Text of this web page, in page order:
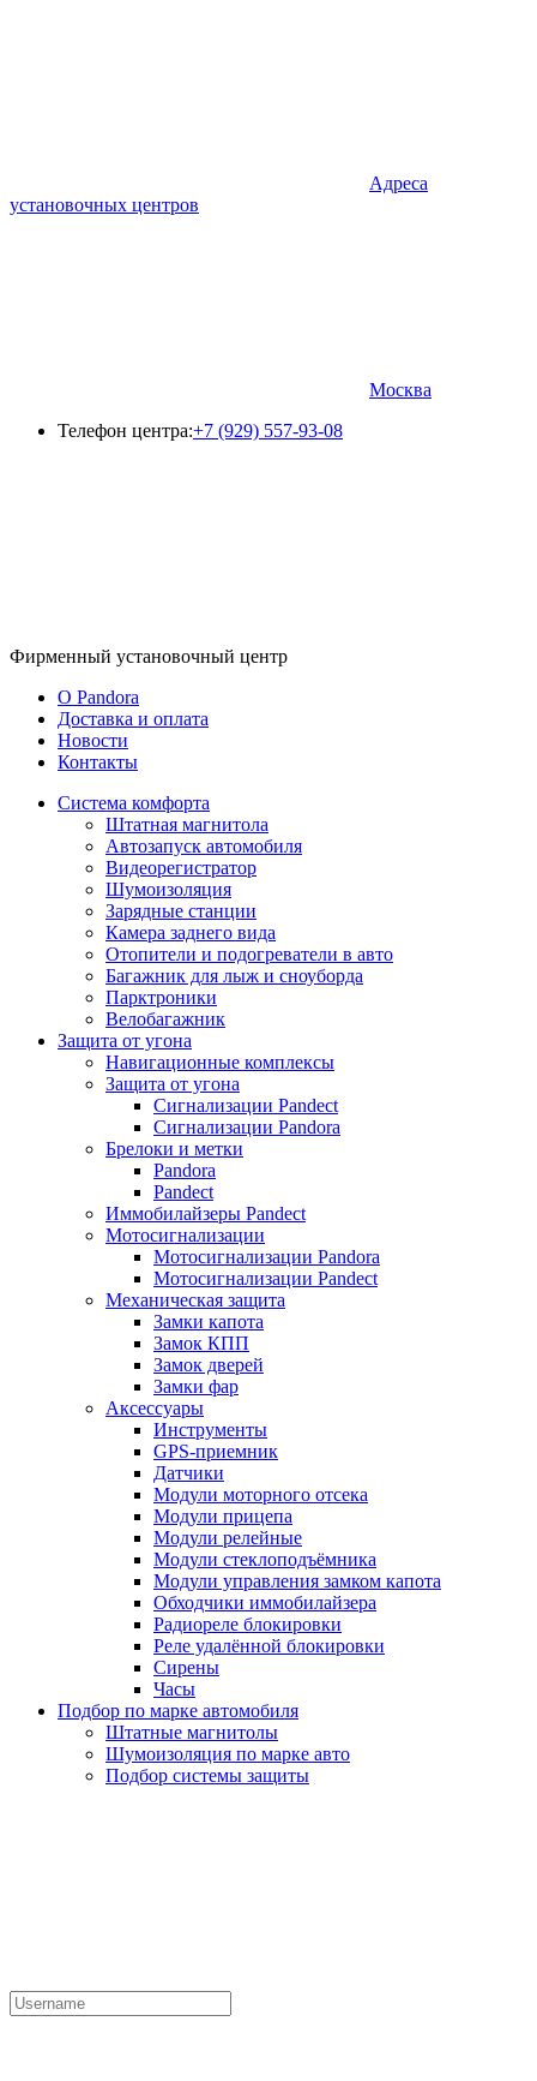
Адреса
установочных центров
Москва
Телефон центра:+7 (929) 557-93-08
Фирменный установочный центр
O Pandora
Доставка и оплата
Новости
Контакты
Система комфорта
Штатная магнитола
Автозапуск автомобиля
Видеорегистратор
Шумоизоляция
Зарядные станции
Камера заднего вида
Отопители и подогреватели в авто
Багажник для лыж и сноуборда
Парктроники
Велобагажник
Защита от угона
Навигационные комплексы
Защита от угона
Сигнализации Pandect
Сигнализации Pandora
Брелоки и метки
Pandora
Pandect
Иммобилайзеры Pandect
Мотосигнализации
Мотосигнализации Pandora
Мотосигнализации Pandect
Механическая защита
Замки капота
Замок КПП
Замок дверей
Замки фар
Аксессуары
Инструменты
GPS-приемник
Датчики
Модули моторного отсека
Модули прицепа
Модули релейные
Модули стеклоподъёмника
Модули управления замком капота
Обходчики иммобилайзера
Радиореле блокировки
Реле удалённой блокировки
Сирены
Часы
Подбор по марке автомобиля
Штатные магнитолы
Шумоизоляция по марке авто
Подбор системы защиты